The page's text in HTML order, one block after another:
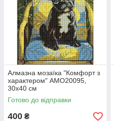
Алмазна мозаїка "Комфорт з
характером" AMO20095,
30х40 см
Готово до відправки
400 ₴